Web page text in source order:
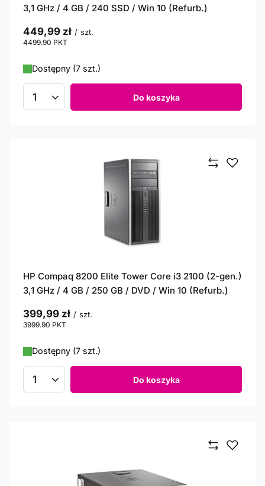
3,1 GHz / 4 GB / 240 SSD / Win 10 (Refurb.)
449,99 zł / szt.
4499.90 PKT
Dostępny (7 szt.)
Ilość produktów Do koszyka
HP Compaq 8200 Elite Tower Core i3 2100 (2-gen.)
3,1 GHz / 4 GB / 250 GB / DVD / Win 10 (Refurb.)
399,99 zł / szt.
3999.90 PKT
Dostępny (7 szt.)
Ilość produktów Do koszyka